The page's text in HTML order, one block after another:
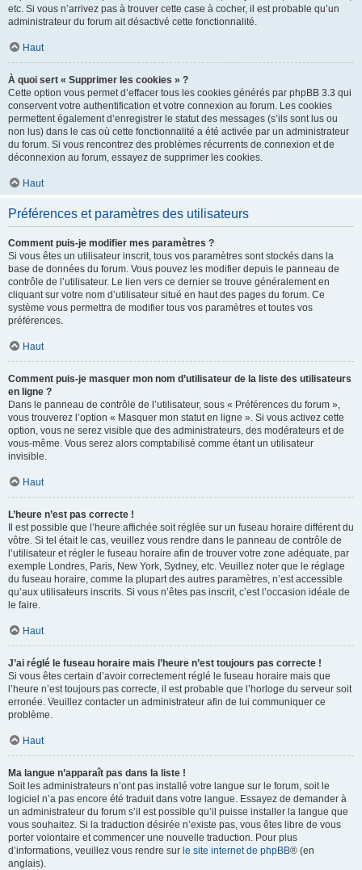
etc. Si vous n’arrivez pas à trouver cette case à cocher, il est probable qu’un
administrateur du forum ait désactivé cette fonctionnalité.
Haut
À quoi sert « Supprimer les cookies » ?
Cette option vous permet d’effacer tous les cookies générés par phpBB 3.3 qui
conservent votre authentification et votre connexion au forum. Les cookies
permettent également d’enregistrer le statut des messages (s’ils sont lus ou
non lus) dans le cas où cette fonctionnalité a été activée par un administrateur
du forum. Si vous rencontrez des problèmes récurrents de connexion et de
déconnexion au forum, essayez de supprimer les cookies.
Haut
Préférences et paramètres des utilisateurs
Comment puis-je modifier mes paramètres ?
Si vous êtes un utilisateur inscrit, tous vos paramètres sont stockés dans la
base de données du forum. Vous pouvez les modifier depuis le panneau de
contrôle de l’utilisateur. Le lien vers ce dernier se trouve généralement en
cliquant sur votre nom d’utilisateur situé en haut des pages du forum. Ce
système vous permettra de modifier tous vos paramètres et toutes vos
préférences.
Haut
Comment puis-je masquer mon nom d’utilisateur de la liste des utilisateurs
en ligne ?
Dans le panneau de contrôle de l’utilisateur, sous « Préférences du forum »,
vous trouverez l’option « Masquer mon statut en ligne ». Si vous activez cette
option, vous ne serez visible que des administrateurs, des modérateurs et de
vous-même. Vous serez alors comptabilisé comme étant un utilisateur
invisible.
Haut
L’heure n’est pas correcte !
Il est possible que l’heure affichée soit réglée sur un fuseau horaire différent du
vôtre. Si tel était le cas, veuillez vous rendre dans le panneau de contrôle de
l’utilisateur et régler le fuseau horaire afin de trouver votre zone adéquate, par
exemple Londres, Paris, New York, Sydney, etc. Veuillez noter que le réglage
du fuseau horaire, comme la plupart des autres paramètres, n’est accessible
qu’aux utilisateurs inscrits. Si vous n’êtes pas inscrit, c’est l’occasion idéale de
le faire.
Haut
J’ai réglé le fuseau horaire mais l’heure n’est toujours pas correcte !
Si vous êtes certain d’avoir correctement réglé le fuseau horaire mais que
l’heure n’est toujours pas correcte, il est probable que l’horloge du serveur soit
erronée. Veuillez contacter un administrateur afin de lui communiquer ce
problème.
Haut
Ma langue n’apparaît pas dans la liste !
Soit les administrateurs n’ont pas installé votre langue sur le forum, soit le
logiciel n’a pas encore été traduit dans votre langue. Essayez de demander à
un administrateur du forum s’il est possible qu’il puisse installer la langue que
vous souhaitez. Si la traduction désirée n’existe pas, vous êtes libre de vous
porter volontaire et commencer une nouvelle traduction. Pour plus
d’informations, veuillez vous rendre sur le site internet de phpBB® (en
anglais).